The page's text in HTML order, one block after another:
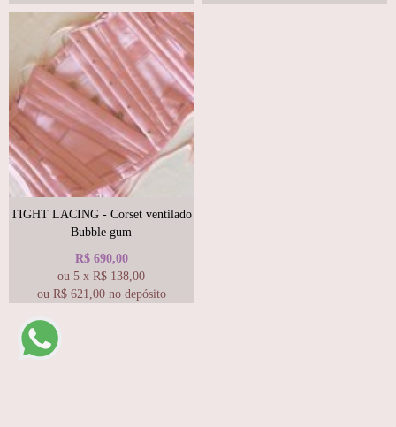
TIGHT LACING - Corset ventilado
Bubble gum
R$ 690,00
ou 5 x R$ 138,00
ou R$ 621,00 no depósito